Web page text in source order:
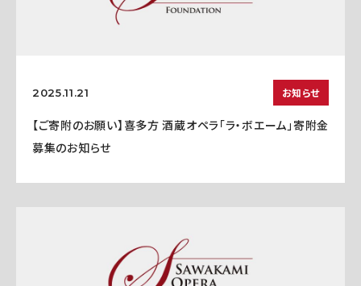
2025.11.21 お知らせ
【ご寄附のお願い】喜多方 酒蔵オペラ「ラ・ボエーム」寄附金
募集のお知らせ